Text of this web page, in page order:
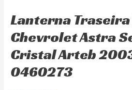
Lanterna Traseira
Chevrolet Astra
Cristal Arteb
0460273